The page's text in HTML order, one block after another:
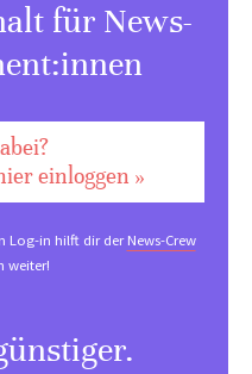
für News-
einloggen »
Log-in hilft dir derNews-Crew
weiter!